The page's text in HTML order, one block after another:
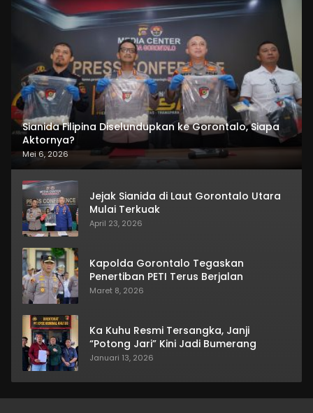
Sianida Filipina Diselundupkan ke Gorontalo, Siapa
Aktornya?
Mei 6, 2026
Jejak Sianida di Laut Gorontalo Utara
Mulai Terkuak
April 23, 2026
Kapolda Gorontalo Tegaskan
Penertiban PETI Terus Berjalan
Maret 8, 2026
Ka Kuhu Resmi Tersangka, Janji
“Potong Jari” Kini Jadi Bumerang
Januari 13, 2026